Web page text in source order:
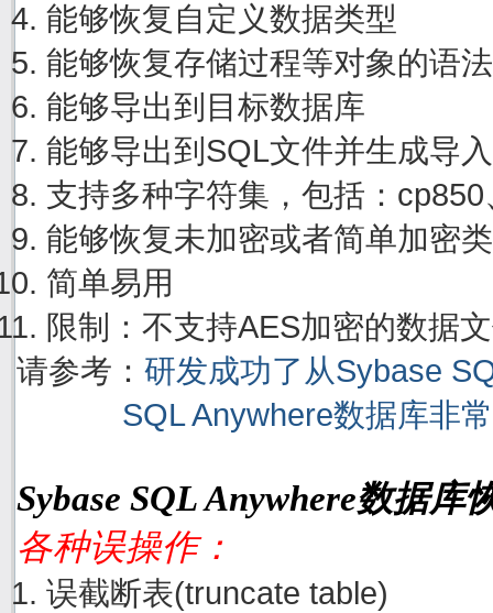
能够恢复自定义数据类型
能够恢复存储过程等对象的语法
能够导出到目标数据库
能够导出到SQL文件并生成导
支持多种字符集，包括：
能够恢复未加密或者简单加密
简单易用
限制：不支持AES加密的数据
请参考： 研发成功了从Sybase
SQL Anywhere数据库非
Sybase SQL Anywhere数据
各种误操作：
误截断表(truncate table)